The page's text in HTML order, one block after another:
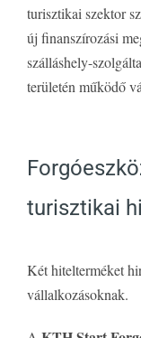
turisztikai szektor
új finanszírozási
szálláshely-
területén működő
turisztikai
Két hitelterméket
vállalkozásoknak.